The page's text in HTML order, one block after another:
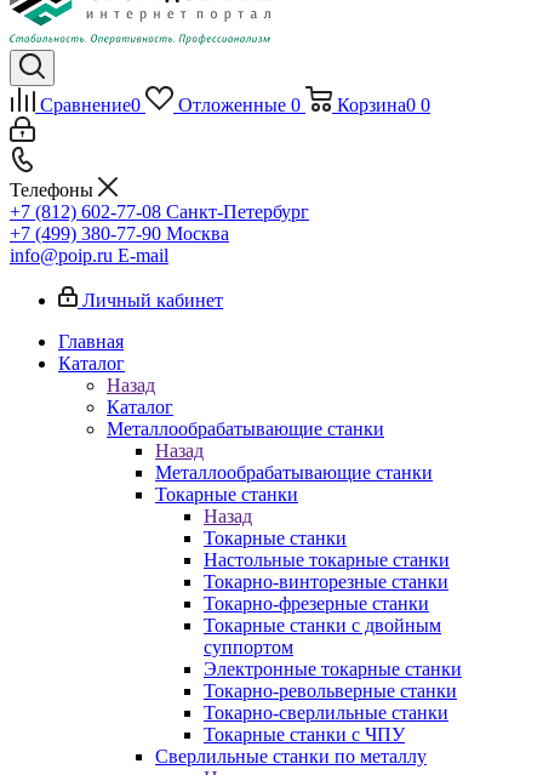
Сравнение0 Отложенные 0 Корзина0 0
Телефоны
+7 (812) 602-77-08 Санкт-Петербург
+7 (499) 380-77-90 Москва
info@poip.ru E-mail
Личный кабинет
Главная
Каталог
Назад
Каталог
Металлообрабатывающие станки
Назад
Металлообрабатывающие станки
Токарные станки
Назад
Токарные станки
Настольные токарные станки
Токарно-винторезные станки
Токарно-фрезерные станки
Токарные станки с двойным
суппортом
Электронные токарные станки
Токарно-револьверные станки
Токарно-сверлильные станки
Токарные станки с ЧПУ
Сверлильные станки по металлу